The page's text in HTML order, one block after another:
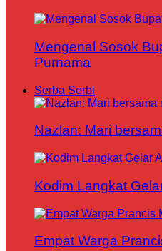
Mengenal Sosok
Purnama
Serba Serbi
Nazlan: Mari
Kodim Langkat
Empat Warga